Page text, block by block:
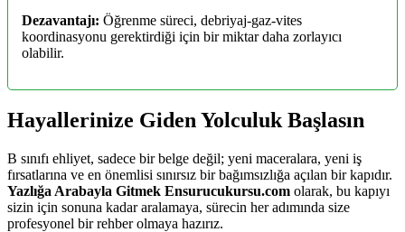
Dezavantajı: Öğrenme süreci, debriyaj-gaz-vites
koordinasyonu gerektirdiği için bir miktar daha zorlayıcı
olabilir.
Hayallerinize Giden Yolculuk Başlasın
B sınıfı ehliyet, sadece bir belge değil; yeni maceralara, yeni iş
fırsatlarına ve en önemlisi sınırsız bir bağımsızlığa açılan bir kapıdır.
Yazlığa Arabayla Gitmek Ensurucukursu.com olarak, bu kapıyı
sizin için sonuna kadar aralamaya, sürecin her adımında size
profesyonel bir rehber olmaya hazırız.